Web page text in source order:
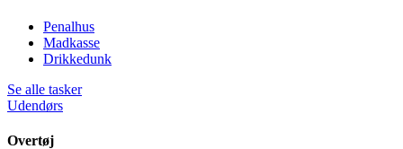
Penalhus
Madkasse
Drikkedunk
Se alle tasker
Udendørs
Overtøj